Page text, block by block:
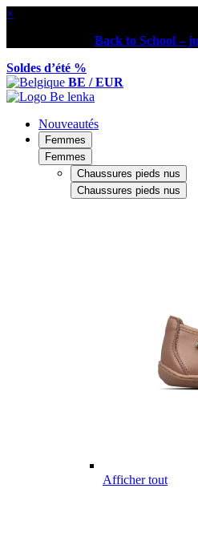
×
Back to School –
Soldes d’été %
BE / EUR
Nouveautés
Femmes
Femmes
Chaussures pieds nus
Chaussures pieds nus
Afficher tout